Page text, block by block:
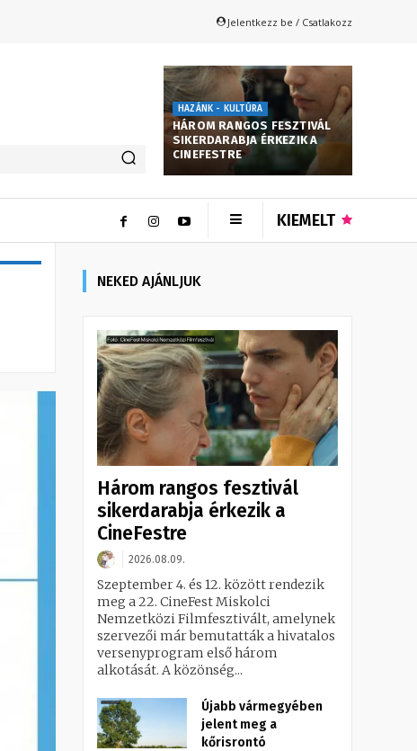
Jelentkezz be / Csatlakozz
HAZÁNK - KULTÚRA
HÁROM RANGOS FESZTIVÁL
SIKERDARABJA ÉRKEZIK A
CINEFESTRE
KIEMELT
NEKED AJÁNLJUK
Három rangos fesztivál
sikerdarabja érkezik a
CineFestre
2026.08.09.
Szeptember 4. és 12. között rendezik
meg a 22. CineFest Miskolci
Nemzetközi Filmfesztivált, amelynek
szervezői már bemutatták a hivatalos
versenyprogram első három
alkotását. A közönség...
Újabb vármegyében
jelent meg a
kőrisrontó